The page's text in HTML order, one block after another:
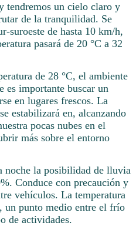
tendremos un cielo claro y
de la tranquilidad. Se
suroeste de hasta 10 km/h,
pasará de 20 °C a 32
de 28 °C, el ambiente
es importante buscar un
en lugares frescos. La
estabilizará en, alcanzando
pocas nubes en el
más sobre el entorno
noche la posibilidad de lluvia
Conduce con precaución y
vehículos. La temperatura
un punto medio entre el frío
de actividades.